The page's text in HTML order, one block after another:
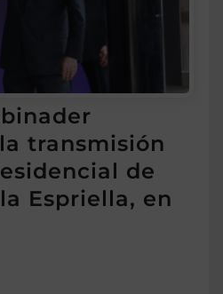
transmisión
de
Espriella, en